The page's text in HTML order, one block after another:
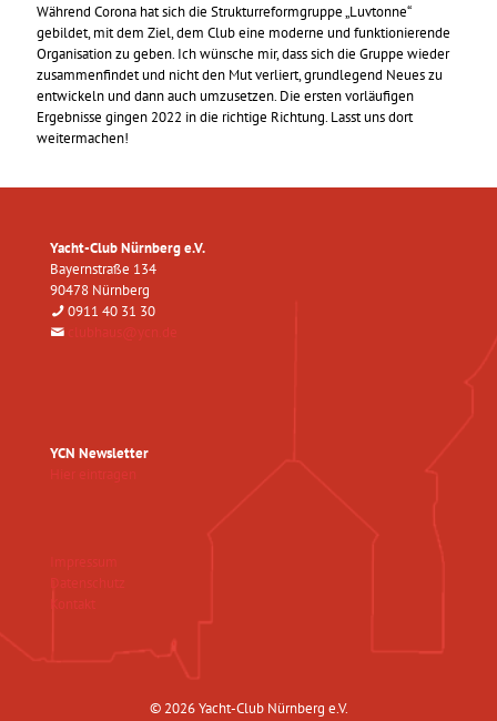
Während Corona hat sich die Strukturreformgruppe „Luvtonne“
gebildet, mit dem Ziel, dem Club eine moderne und funktionierende
Organisation zu geben. Ich wünsche mir, dass sich die Gruppe wieder
zusammenfindet und nicht den Mut verliert, grundlegend Neues zu
entwickeln und dann auch umzusetzen. Die ersten vorläufigen
Ergebnisse gingen 2022 in die richtige Richtung. Lasst uns dort
weitermachen!
Yacht-Club Nürnberg e.V.
Bayernstraße 134
90478 Nürnberg
0911 40 31 30
clubhaus@ycn.de
YCN Newsletter
Hier eintragen
Impressum
Datenschutz
Kontakt
© 2026 Yacht-Club Nürnberg e.V.